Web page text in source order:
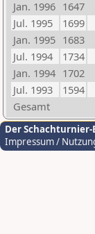
Jan. 1996 1647
Jul. 1995
1699
Jan. 1995 1683
Jul. 1994
1734
Jan. 1994 1702
Jul. 1993
1594
Gesamt
Der Schachturnier-
Impressum /